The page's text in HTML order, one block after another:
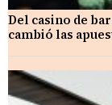
Del casino de
cambió las